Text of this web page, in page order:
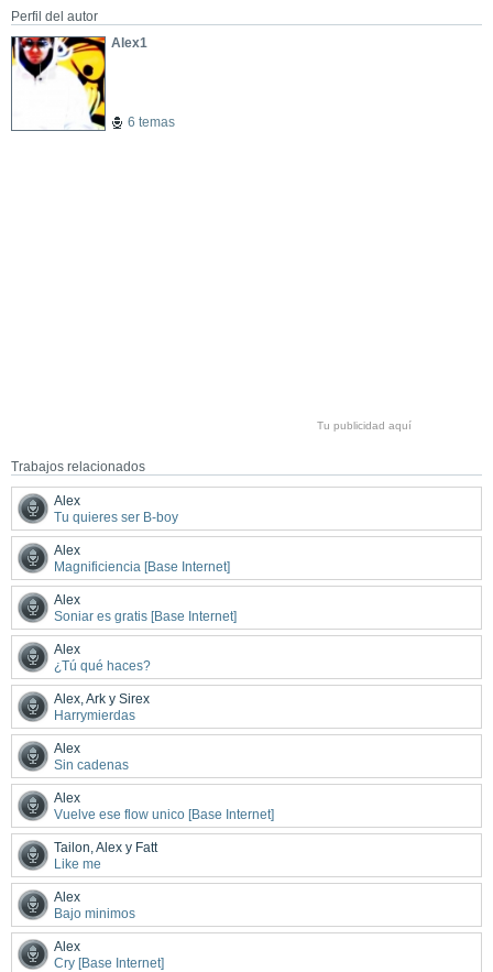
Perfil del autor
Alex1
6 temas
Tu publicidad aquí
Trabajos relacionados
Alex
Tu quieres ser B-boy
Alex
Magnificiencia [Base Internet]
Alex
Soniar es gratis [Base Internet]
Alex
¿Tú qué haces?
Alex, Ark y Sirex
Harrymierdas
Alex
Sin cadenas
Alex
Vuelve ese flow unico [Base Internet]
Tailon, Alex y Fatt
Like me
Alex
Bajo minimos
Alex
Cry [Base Internet]